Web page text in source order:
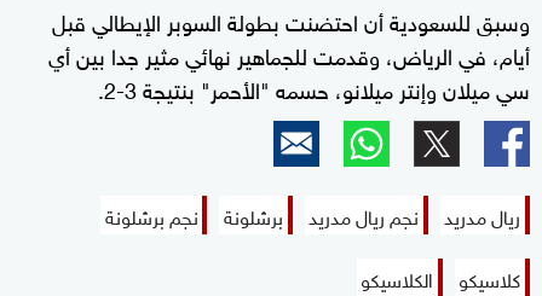
وسبق للسعودية أن احتضنت بطولة السوبر الإيطالي قبل
أيام، في الرياض، وقدمت للجماهير نهائي مثير جدا بين أي
سي ميلان وإنتر ميلانو، حسمه "الأحمر" بنتيجة 3-2.
ريال مدريد نجم ريال مدريد برشلونة
نجم برشلونة
كلاسيكو
الكلاسيكو